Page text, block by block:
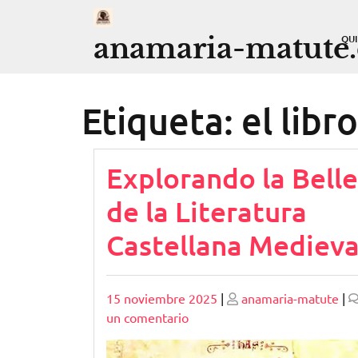
anamaria-
Etiqueta: el
Explorando la
de la Literatura
Castellana
Publicado
15 noviembre 2025 | Publicado
anamaria-matute |
un comentarioen
Explorando